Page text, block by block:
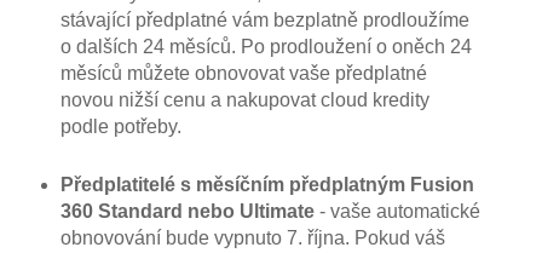
stávající předplatné vám bezplatně prodloužíme
o dalších 24 měsíců. Po prodloužení o oněch 24
měsíců můžete obnovovat vaše předplatné
novou nižší cenu a nakupovat cloud kredity
podle potřeby.
Předplatitelé s měsíčním předplatným Fusion
360 Standard nebo Ultimate- vaše automatické
obnovování bude vypnuto 7. října. Pokud váš